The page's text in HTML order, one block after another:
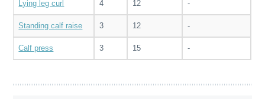
Lying leg curl 4 12 -
Standing calf raise 3 12 -
Calf press 3 15 -